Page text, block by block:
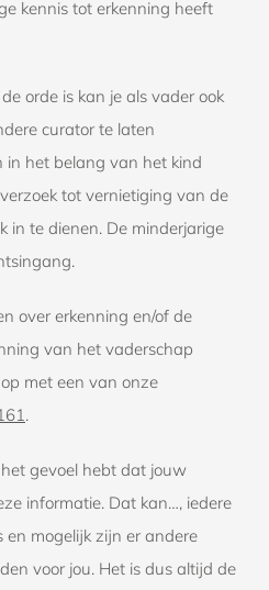
kennis tot erkenning heeft
orde is kan je als vader ook
curator te laten
in het belang van het kind
tot vernietiging van de
in te dienen. De minderjarige
over erkenning en/of de
van het vaderschap
met een van onze
.
gevoel hebt dat jouw
informatie. Dat kan…, iedere
en mogelijk zijn er andere
voor jou. Het is dus altijd de